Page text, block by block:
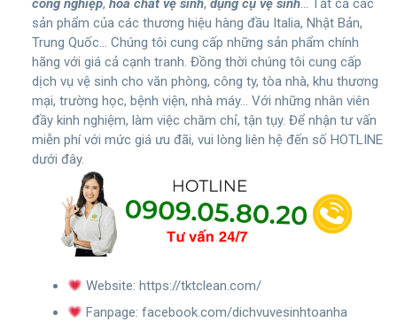
công nghiệp, hóa chất vệ sinh, dụng cụ vệ sinh… Tất cả các
sản phẩm của các thương hiệu hàng đầu Italia, Nhật Bản,
Trung Quốc… Chúng tôi cung cấp những sản phẩm chính
hãng với giá cả cạnh tranh. Đồng thời chúng tôi cung cấp
dịch vụ vệ sinh cho văn phòng, công ty, tòa nhà, khu thương
mại, trường học, bệnh viện, nhà máy… Với những nhân viên
đầy kinh nghiệm, làm việc chăm chỉ, tận tụy. Để nhận tư vấn
miễn phí với mức giá ưu đãi, vui lòng liên hệ đến số HOTLINE
dưới đây.
Website:https://tktclean.com/
Fanpage:facebook.com/dichvuvesinhtoanha